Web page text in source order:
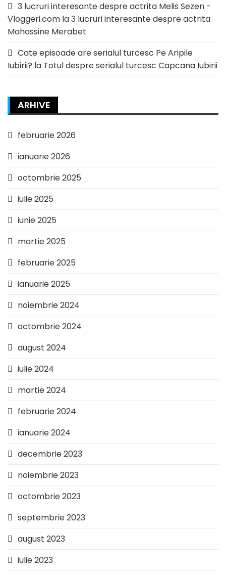
3 lucruri interesante despre actrita Melis Sezen -
Vloggeri.com la3 lucruri interesante despre actrita
Mahassine Merabet
Cate episoade are serialul turcesc Pe Aripile
Iubirii? la Totul despre serialul turcesc Capcana Iubirii
ARHIVE
februarie 2026
ianuarie 2026
octombrie 2025
iulie 2025
iunie 2025
martie 2025
februarie 2025
ianuarie 2025
noiembrie 2024
octombrie 2024
august 2024
iulie 2024
martie 2024
februarie 2024
ianuarie 2024
decembrie 2023
noiembrie 2023
octombrie 2023
septembrie 2023
august 2023
iulie 2023